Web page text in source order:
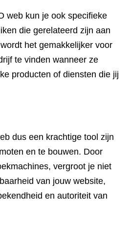
web kun je ook specifieke
die gerelateerd zijn aan
het gemakkelijker voor
te vinden wanneer ze
producten of diensten die jij
dus een krachtige tool zijn
en te bouwen. Door
vergroot je niet
van jouw website,
en autoriteit van